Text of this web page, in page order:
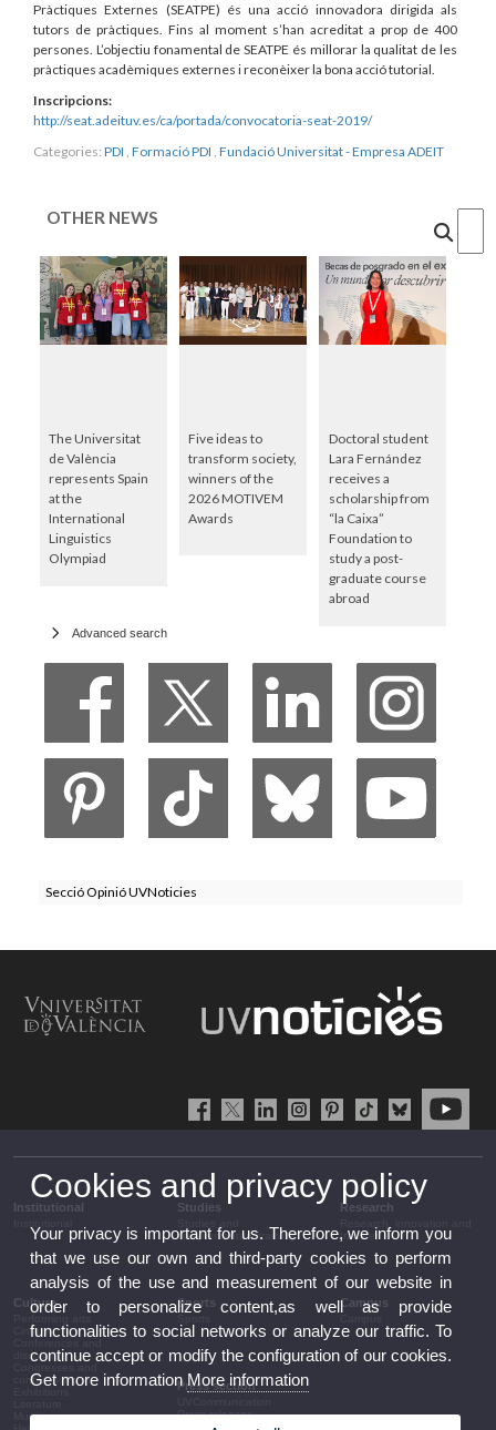
Pràctiques Externes (SEATPE) és una acció innovadora dirigida als
tutors de pràctiques. Fins al moment s’han acreditat a prop de 400
persones. L’objectiu fonamental de SEATPE és millorar la qualitat de les
pràctiques acadèmiques externes i reconèixer la bona acció tutorial.
Inscripcions:
http://seat.adeituv.es/ca/portada/convocatoria-seat-2019/
Categories: PDI , Formació PDI , Fundació Universitat - Empresa ADEIT
OTHER NEWS
The Universitat
de València
represents Spain
at the
International
Linguistics
Olympiad
Five ideas to
transform society,
winners of the
2026 MOTIVEM
Awards
Doctoral student
Lara Fernández
receives a
scholarship from
“la Caixa”
Foundation to
study a post-
graduate course
abroad
Advanced search
Secció Opinió UVNoticies
Institutional Studies
complementary training
Research
transfer
Culture
Cinema
discussion
conferences
Music
Sports Campus
Press section
Press releases
Government agenda
Cookies and privacy policy
Your privacy is important for us. Therefore, we inform you
that we use our own and third-party cookies to perform
analysis of the use and measurement of our website in
order to personalize content,as well as provide
functionalities to social networks or analyze our traffic. To
continue accept or modify the configuration of our cookies.
Get more informationMore information